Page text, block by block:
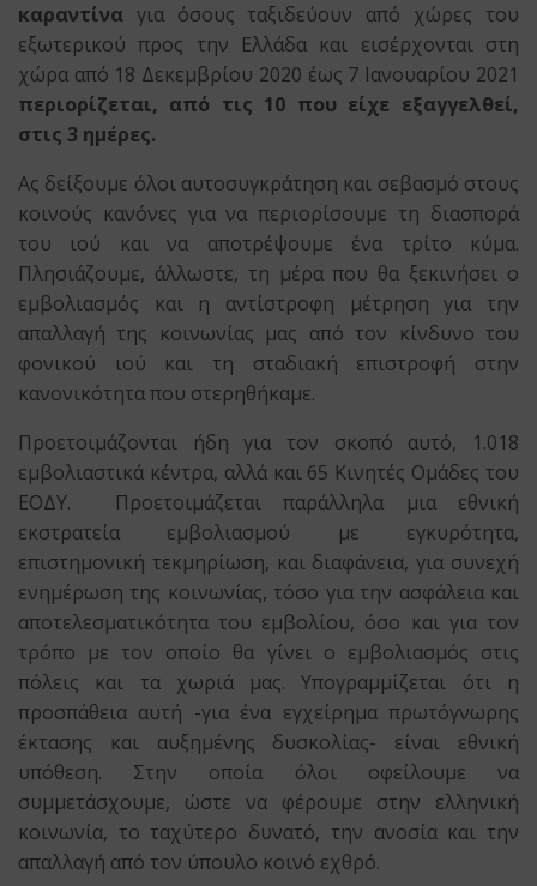
καραντίνα για όσους ταξιδεύουν από χώρες του
εξωτερικού προς την Ελλάδα και εισέρχονται στη
χώρα από 18 Δεκεμβρίου 2020 έως 7 Ιανουαρίου 2021
περιορίζεται, από τις 10 που είχε εξαγγελθεί,
στις 3 ημέρες.
Ας δείξουμε όλοι αυτοσυγκράτηση και σεβασμό στους
κοινούς κανόνες για να περιορίσουμε τη διασπορά
του ιού και να αποτρέψουμε ένα τρίτο κύμα.
Πλησιάζουμε, άλλωστε, τη μέρα που θα ξεκινήσει ο
εμβολιασμός και η αντίστροφη μέτρηση για την
απαλλαγή της κοινωνίας μας από τον κίνδυνο του
φονικού ιού και τη σταδιακή επιστροφή στην
κανονικότητα που στερηθήκαμε.
Προετοιμάζονται ήδη για τον σκοπό αυτό, 1.018
εμβολιαστικά κέντρα, αλλά και 65 Κινητές Ομάδες του
ΕΟΔΥ. Προετοιμάζεται παράλληλα μια εθνική
εκστρατεία εμβολιασμού με εγκυρότητα,
επιστημονική τεκμηρίωση, και διαφάνεια, για συνεχή
ενημέρωση της κοινωνίας, τόσο για την ασφάλεια και
αποτελεσματικότητα του εμβολίου, όσο και για τον
τρόπο με τον οποίο θα γίνει ο εμβολιασμός στις
πόλεις και τα χωριά μας. Υπογραμμίζεται ότι η
προσπάθεια αυτή -για ένα εγχείρημα πρωτόγνωρης
έκτασης και αυξημένης δυσκολίας- είναι εθνική
υπόθεση. Στην οποία όλοι οφείλουμε να
συμμετάσχουμε, ώστε να φέρουμε στην ελληνική
κοινωνία, το ταχύτερο δυνατό, την ανοσία και την
απαλλαγή από τον ύπουλο κοινό εχθρό.